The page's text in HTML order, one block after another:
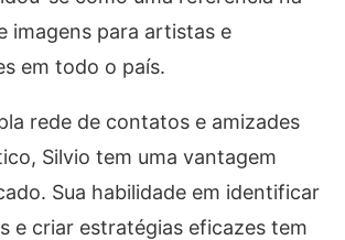
imagens para artistas e
em todo o país.
rede de contatos e amizades
Silvio tem uma vantagem
Sua habilidade em identificar
e criar estratégias eficazes tem